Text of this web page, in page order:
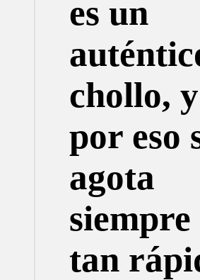
es un
chollo, y
por eso
agota
siempre
tan